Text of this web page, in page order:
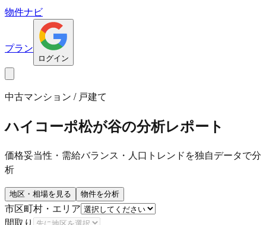
物件ナビ
プラン
ログイン
中古マンション / 戸建て
ハイコーポ松が谷の分析レポート
価格妥当性・需給バランス・人口トレンドを独自データで分
析
地区・相場を見る 物件を分析
市区町村・エリア
間取り